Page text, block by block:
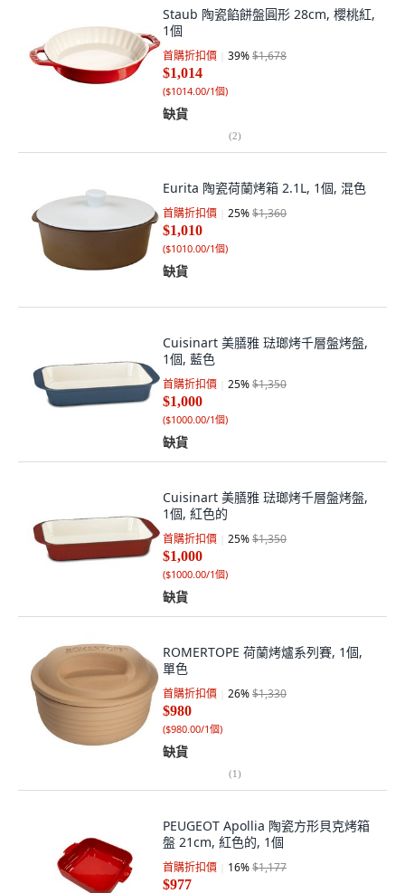
Staub 陶瓷餡餅盤圓形 28cm, 櫻桃紅,
1個
首購折扣價 39%$1,678
$1,014
($1014.00/1個)
缺貨
(2)
Eurita 陶瓷荷蘭烤箱 2.1L, 1個, 混色
首購折扣價 25%$1,360
$1,010
($1010.00/1個)
缺貨
Cuisinart 美膳雅 琺瑯烤千層盤烤盤,
1個, 藍色
首購折扣價 25%$1,350
$1,000
($1000.00/1個)
缺貨
Cuisinart 美膳雅 琺瑯烤千層盤烤盤,
1個, 紅色的
首購折扣價 25%$1,350
$1,000
($1000.00/1個)
缺貨
ROMERTOPE 荷蘭烤爐系列賽, 1個,
單色
首購折扣價 26%$1,330
$980
($980.00/1個)
缺貨
(1)
PEUGEOT Apollia 陶瓷方形貝克烤箱
盤 21cm, 紅色的, 1個
首購折扣價 16%$1,177
$977